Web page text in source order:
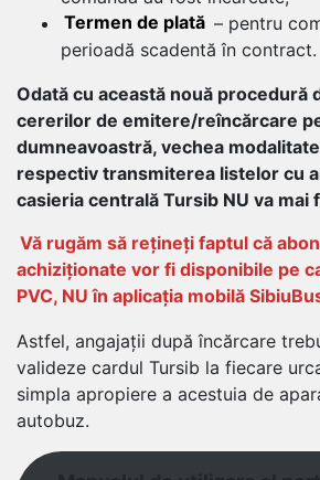
Termen de plată – pentru
perioadă scadentă în contract.
Odată cu această nouă procedură
cererilor de emitere/reîncărcare
dumneavoastră, vechea
respectiv transmiterea listelor cu
casieria centrală Tursib NU va mai
Vă rugăm să rețineți faptul că
achiziționate vor fi disponibile pe
PVC, NU în aplicația mobilă
Astfel, angajații după încărcare
valideze cardul Tursib la fiecare
simpla apropiere a acestuia de
autobuz.